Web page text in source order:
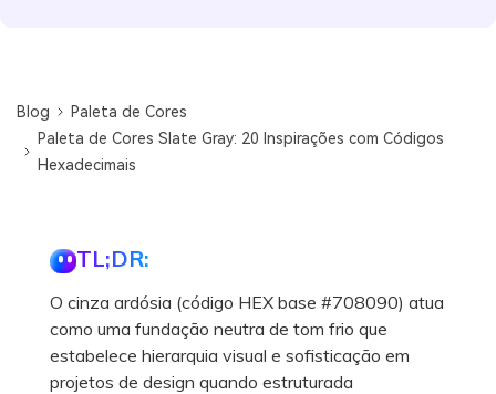
Blog
Paleta de Cores
Paleta de Cores Slate Gray: 20 Inspirações com Códigos
Hexadecimais
TL;DR:
O cinza ardósia (código HEX base #708090) atua
como uma fundação neutra de tom frio que
estabelece hierarquia visual e sofisticação em
projetos de design quando estruturada